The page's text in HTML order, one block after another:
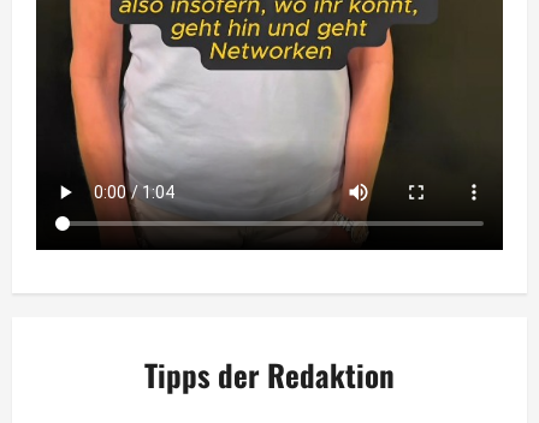
Tipps der Redaktion